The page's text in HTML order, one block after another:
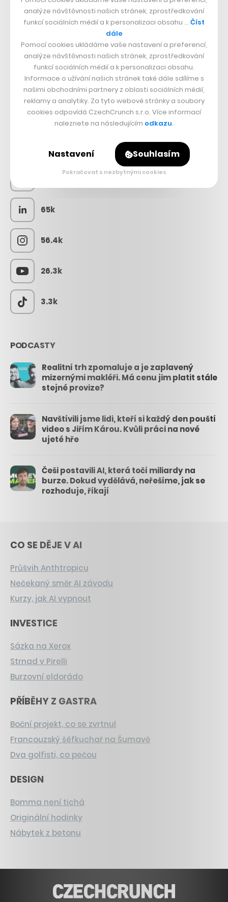
SLEDUJTE NÁS
73k
65k
56.4k
26.3k
3.3k
PODCASTY
Realitní trh zpomaluje a je zaplavený
mizernými makléři. Má cenu jim platit stále
stejné provize?
Navštívili jsme lidi, kteří si každý den pouští
video s Jiřím Károu. Kvůli práci na nové
ujeté hře
Češi postavili AI, která točí miliardy na
burze. Dokud vydělává, neřešíme, jak se
rozhoduje, říkají
CO SE DĚJE V AI
Průšvih Anthtropicu
Nečekaný směr AI závodu
Kurzy, jak AI vypnout
INVESTICE
Sázka na Xerox
Strnad v Pirelli
Burzovní eldorádo
PŘÍBĚHY Z GASTRA
Boční projekt, co se zvrtnul
Francouzský šéfkuchař na Šumavě
Dva golfisti, co pečou
DESIGN
Bomma není tichá
Originální hodinky
Nábytek z betonu
analýze návštěvnosti našich stránek, zprostředkování
funkcí sociálních médií a k personalizaci obsahu … Číst
dále
Pomocí cookies ukládáme vaše nastavení a preferencí,
analýze návštěvnosti našich stránek, zprostředkování
funkcí sociálních médií a k personalizaci obsahu.
Informace o užívání našich stránek také dále sdílíme s
našimi obchodními partnery z oblasti sociálních médií,
reklamy a analytiky. Za tyto webové stránky a soubory
cookies odpovídá CzechCrunch s.r.o. Více informací
naleznete na následujícím odkazu.
Nastavení Souhlasím
Pokračovat s nezbytnými cookies